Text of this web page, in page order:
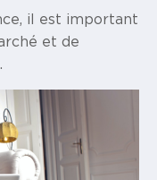
il est important
et de